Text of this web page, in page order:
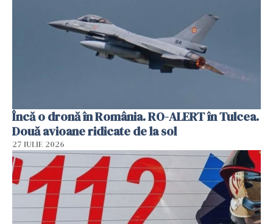
Încă o dronă în România. RO-ALERT în Tulcea.
Două avioane ridicate de la sol
27 IULIE 2026